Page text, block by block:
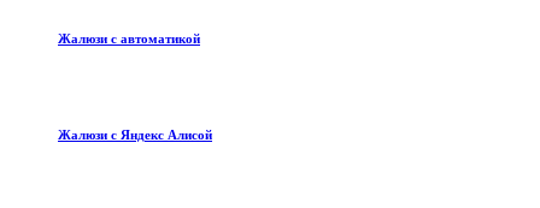
Жалюзи с автоматикой
Жалюзи с Яндекс Алисой